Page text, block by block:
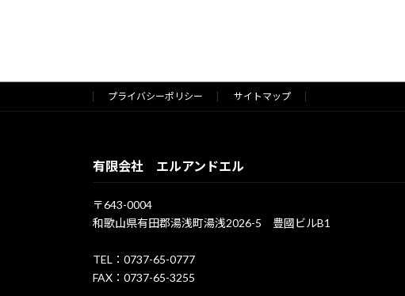
プライバシーポリシー サイトマップ
有限会社 エルアンドエル
〒643-0004
和歌山県有田郡湯浅町湯浅2026-5 豊國ビルB1
TEL：0737-65-0777
FAX：0737-65-3255